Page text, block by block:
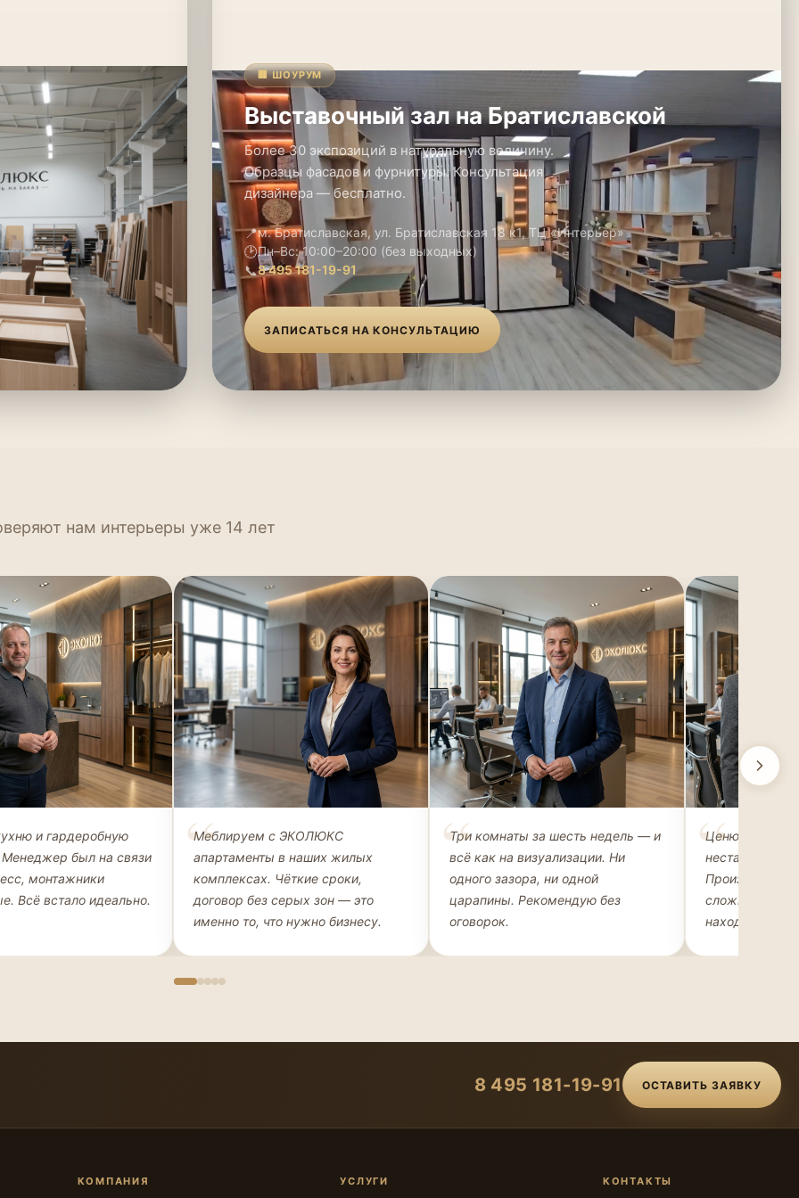
🏢 ШОУРУМ
Выставочный зал на Братиславской
Более 30 экспозиций в натуральную величину.
Образцы фасадов и фурнитуры. Консультация
дизайнера — бесплатно.
📍м. Братиславская, ул. Братиславская 18 к1, ТЦ «Интерьер»
🕑Пн–Вс: 10:00–20:00 (без выходных)
📞8 495 181-19-91
ЗАПИСАТЬСЯ НА КОНСУЛЬТАЦИЮ
нам интерьеры уже 14 лет
КУХНЯ +
и гардеробную
был на связи
монтажники
Всё встало идеально.
Наталья Морозова
ДИРЕКТОР, ООО «СТРОЙИНВЕСТ»
Меблируем с ЭКОЛЮКС
апартаменты в наших жилых
комплексах. Чёткие сроки,
договор без серых зон — это
именно то, что нужно бизнесу.
Михаил Захаров
ВЛАДЕЛЕЦ АПАРТАМЕНТОВ
Три комнаты за шесть недель — и
всё как на визуализации. Ни
одного зазора, ни одной
царапины. Рекомендую без
оговорок.
Ольга
АРХИТЕКТОР-
Ценю
Производство
сложные
находит
8 495 181-19-91 ОСТАВИТЬ ЗАЯВКУ
КОМПАНИЯ УСЛУГИ КОНТАКТЫ